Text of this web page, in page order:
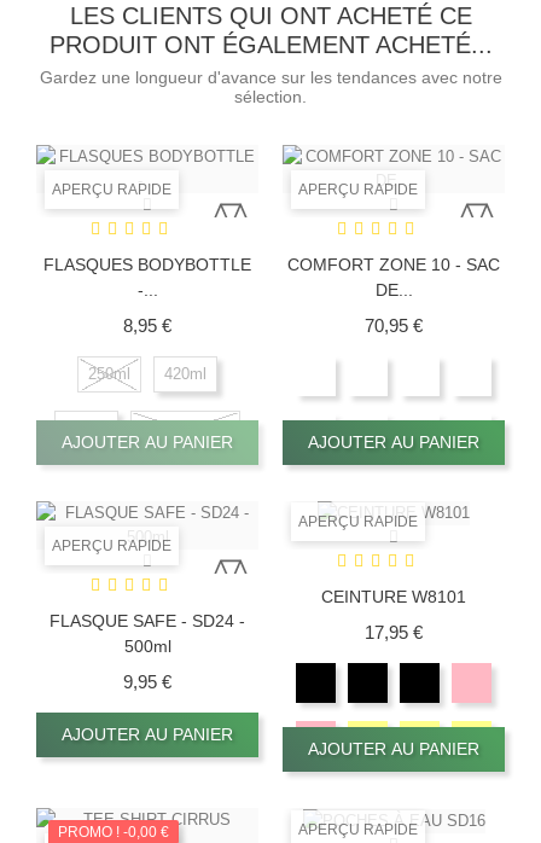
LES CLIENTS QUI ONT ACHETÉ CE
PRODUIT ONT ÉGALEMENT ACHETÉ...
Gardez une longueur d'avance sur les tendances avec notre
sélection.
APERÇU RAPIDE
FLASQUES BODYBOTTLE
-...
8,95 €Prix
250ml 420ml
AJOUTER AU PANIER
APERÇU RAPIDE
COMFORT ZONE 10 - SAC
DE...
70,95 €Prix
AJOUTER AU PANIER
APERÇU RAPIDE
FLASQUE SAFE - SD24 -
500ml
9,95 €Prix
AJOUTER AU PANIER
APERÇU RAPIDE
CEINTURE W8101
17,95 €Prix
AJOUTER AU PANIER
PROMO ! -0,00 € APERÇU RAPIDE